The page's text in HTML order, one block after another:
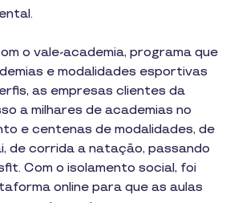
o vale-academia, programa que
e modalidades esportivas
as empresas clientes da
a milhares de academias no
e centenas de modalidades, de
de corrida a natação, passando
Com o isolamento social, foi
online para que as aulas